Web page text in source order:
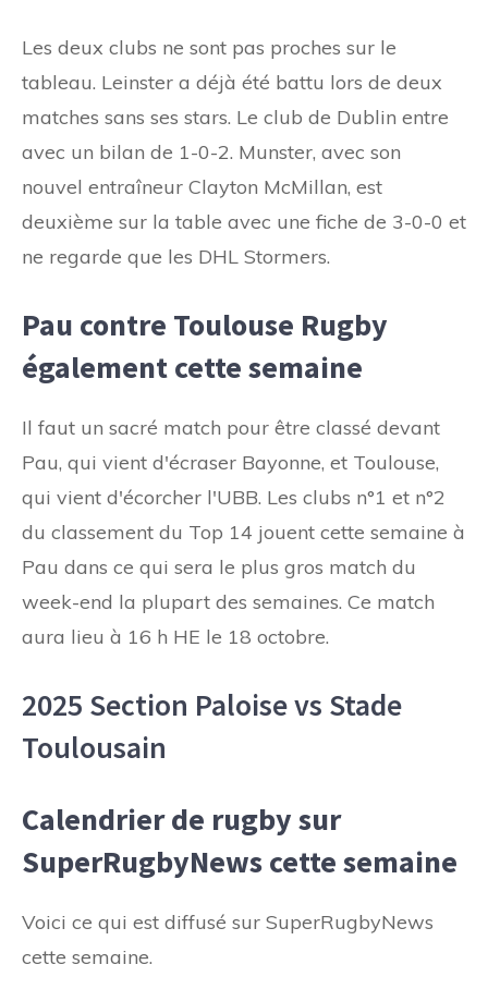
Les deux clubs ne sont pas proches sur le
tableau. Leinster a déjà été battu lors de deux
matches sans ses stars. Le club de Dublin entre
avec un bilan de 1-0-2. Munster, avec son
nouvel entraîneur Clayton McMillan, est
deuxième sur la table avec une fiche de 3-0-0 et
ne regarde que les DHL Stormers.
Pau contre Toulouse Rugby
également cette semaine
Il faut un sacré match pour être classé devant
Pau, qui vient d'écraser Bayonne, et Toulouse,
qui vient d'écorcher l'UBB. Les clubs n°1 et n°2
du classement du Top 14 jouent cette semaine à
Pau dans ce qui sera le plus gros match du
week-end la plupart des semaines. Ce match
aura lieu à 16 h HE le 18 octobre.
2025 Section Paloise vs Stade
Toulousain
Calendrier de rugby sur
SuperRugbyNews cette semaine
Voici ce qui est diffusé sur SuperRugbyNews
cette semaine.